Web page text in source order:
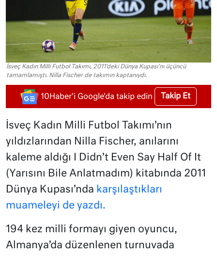
İsveç Kadın Milli Futbol Takımı, 2011'deki Dünya Kupası'nı üçüncü
tamamlamıştı. Nilla Fischer de takımın kaptanıydı.
10Haber'i Google'da takip edin Takip Et
İsveç Kadın Milli Futbol Takımı’nın
yıldızlarından Nilla Fischer, anılarını
kaleme aldığı I Didn’t Even Say Half Of It
(Yarısını Bile Anlatmadım) kitabında 2011
Dünya Kupası’nda karşılaştıkları
muameleyi de yazdı.
194 kez milli formayı giyen oyuncu,
Almanya’da düzenlenen turnuvada